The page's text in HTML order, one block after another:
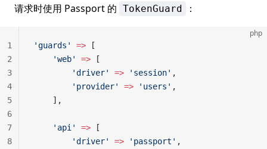
请求时使用 Passport 的 TokenGuard ：
php
'guards' => [
    'web'
=> [
        'driver'
=> 'session' ,
        'provider'
=> 'users' ,
    ],
    'api'
=> [
        'driver'
=> 'passport' ,
1
2
3
4
5
6
7
8